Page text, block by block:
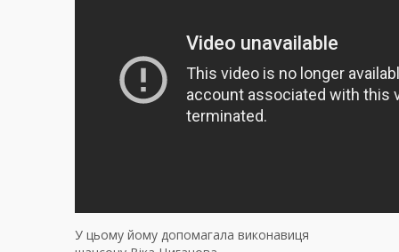
У цьому йому допомагала виконавиця